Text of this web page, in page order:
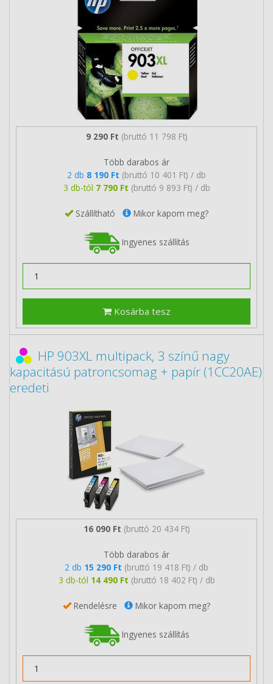
9 290 Ft (bruttó 11 798 Ft)
Több darabos ár
2 db 8 190 Ft (bruttó 10 401 Ft) / db
3 db-tól 7 790 Ft (bruttó 9 893 Ft) / db
Szállítható Mikor kapom meg?
Ingyenes szállítás
Kosárba tesz
HP 903XL multipack, 3 színű nagy
kapacitású patroncsomag + papír (1CC20AE)
eredeti
16 090 Ft (bruttó 20 434 Ft)
Több darabos ár
2 db 15 290 Ft (bruttó 19 418 Ft) / db
3 db-tól 14 490 Ft (bruttó 18 402 Ft) / db
Rendelésre Mikor kapom meg?
Ingyenes szállítás